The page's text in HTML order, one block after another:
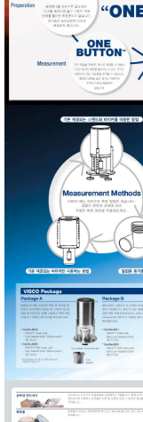
T&D
TAKEMURA
TENMARS
Termoprodukt
TFA Dostmann
THERMO LAB
TOA-DKK
TSI
UNITTA
UPRTEK
WATER-I.D
WTW